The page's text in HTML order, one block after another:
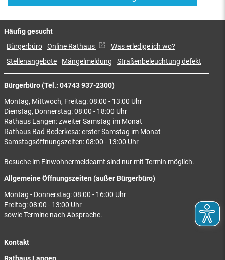
Bürgerbüro (Tel.: 04743 937-2300)
Montag, Mittwoch, Freitag: 08:00 - 13:00 Uhr
Dienstag, Donnerstag: 08:00 - 18:00 Uhr
Rathaus Langen: zweiter Samstag im Monat
Rathaus Bad Bederkesa: erster Samstag im Monat
Samstagsöffnungszeiten: 08:00 - 13:00 Uhr
Besuche im Einwohnermeldeamt sind nur mit Termin möglich.
Allgemeine Öffnungszeiten (außer Bürgerbüro)
Montag - Donnerstag: 08:00 - 16:00 Uhr
Freitag: 08:00 - 13:00 Uhr
sowie Termine nach Absprache.
Kontakt
Häufig gesucht
Bürgerbüro Online Rathaus
Was erledige ich wo?
Stellenangebote
Mängelmeldung Straßenbeleuchtung defekt